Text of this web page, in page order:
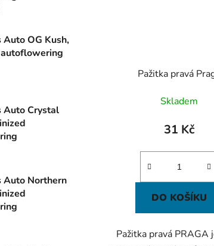
Auto OG Kush,
Auto Crystal
Auto Northern
Pažitka pravá
Skladem
31 Kč
DO KOŠÍKU
Pažitka pravá PRAGA